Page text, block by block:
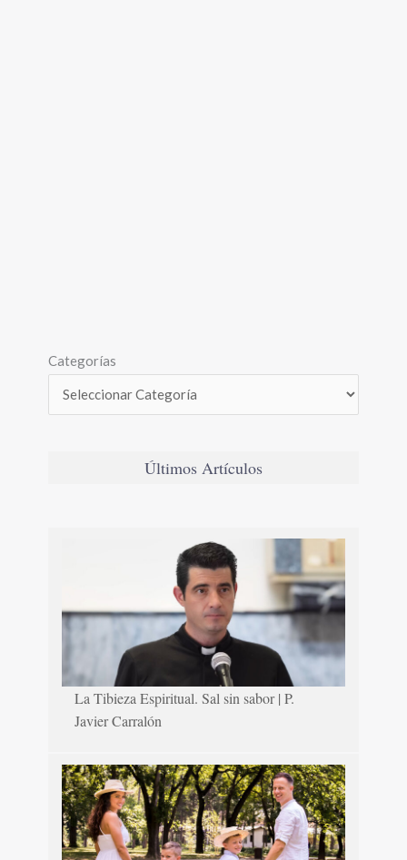
Categorías
Últimos Artículos
La Tibieza Espiritual. Sal sin sabor | P.
Javier Carralón